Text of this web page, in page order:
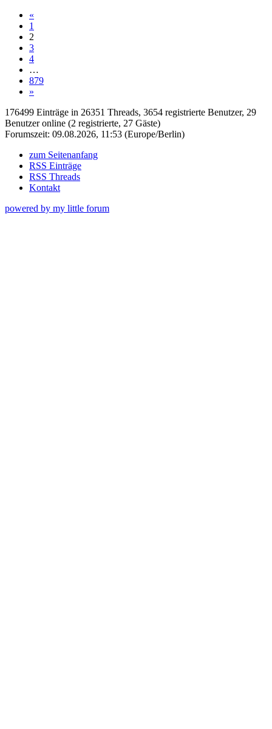
«
1
2
3
4
…
879
»
176499 Einträge in 26351 Threads, 3654 registrierte Benutzer, 29
Benutzer online (2 registrierte, 27 Gäste)
Forumszeit: 09.08.2026, 11:53 (Europe/Berlin)
zum Seitenanfang
RSS Einträge
RSS Threads
Kontakt
powered by my little forum